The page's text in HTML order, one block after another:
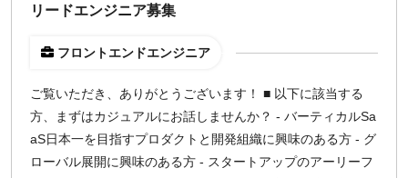
リードエンジニア募集
フロントエンドエンジニア
ご覧いただき、ありがとうございます！ ■ 以下に該当する
方、まずはカジュアルにお話しませんか？ - バーティカルSa
aS日本一を目指すプロダクトと開発組織に興味のある方 - グ
ローバル展開に興味のある方 - スタートアップのアーリーフ